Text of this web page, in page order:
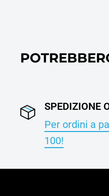
SPEDIZIONE
Per ordini a
100!